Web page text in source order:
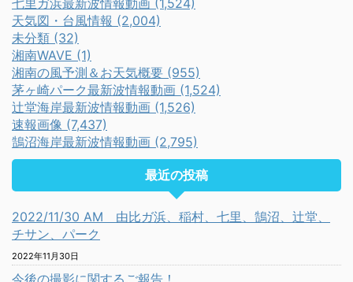
七里ガ浜最新波情報動画 (1,524)
天気図・台風情報 (2,004)
未分類 (32)
湘南WAVE (1)
湘南の風予測＆お天気概要 (955)
茅ヶ崎パーク最新波情報動画 (1,524)
辻堂海岸最新波情報動画 (1,526)
速報画像 (7,437)
鵠沼海岸最新波情報動画 (2,795)
最近の投稿
2022/11/30 AM 由比ガ浜、稲村、七里、鵠沼、辻堂、
チサン、パーク
2022年11月30日